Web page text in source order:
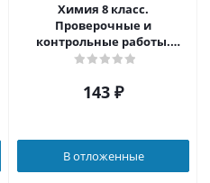
Химия 8 класс.
Проверочные и
контрольные работы.
ФГОС
143 ₽
В отложенные